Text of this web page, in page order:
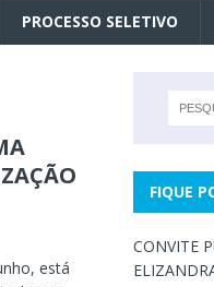
PROCESSO SELETIVO
está
FIQUE
CONVITE